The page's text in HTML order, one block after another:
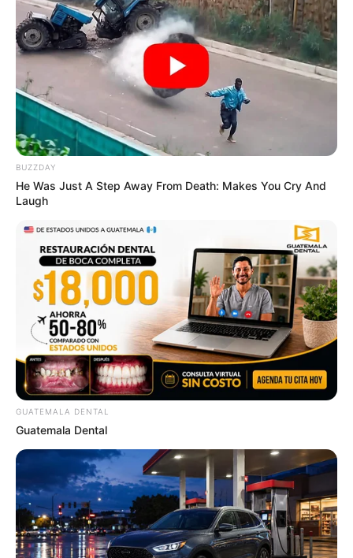
ชุดนอน ชั้นในคุณเป็นคนเย้ายวน ชวนให้หลงใหล คุณเป็น
คนรักอิสระ ช่างคิดช่างฝัน โดยเฉพาะ ความต้องการด้าน
ความรัก ความอบอุ่นมั่นคงในชีวิต คุณมักมองโลกในแง่ดี มี
อารมณ์อ่อนหวานละเมียดละไม ออกจะอ่อนไหวไปบ้างใน
เรื่องความรัก เจ้าเเง่เเสนงอน
BUZZDAY
He Was Just A Step Away From Death: Makes You Cry And
Laugh
GUATEMALA DENTAL
Guatemala Dental